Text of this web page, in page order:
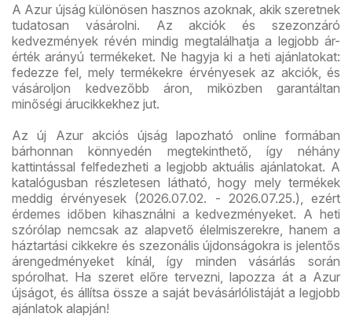
A Azur újság különösen hasznos azoknak, akik szeretnek
tudatosan vásárolni. Az akciók és szezonzáró
kedvezmények révén mindig megtalálhatja a legjobb ár-
érték arányú termékeket. Ne hagyja ki a heti ajánlatokat:
fedezze fel, mely termékekre érvényesek az akciók, és
vásároljon kedvezőbb áron, miközben garantáltan
minőségi árucikkekhez jut.
Az új Azur akciós újság lapozható online formában
bárhonnan könnyedén megtekinthető, így néhány
kattintással felfedezheti a legjobb aktuális ajánlatokat. A
katalógusban részletesen látható, hogy mely termékek
meddig érvényesek (2026.07.02. - 2026.07.25.), ezért
érdemes időben kihasználni a kedvezményeket. A heti
szórólap nemcsak az alapvető élelmiszerekre, hanem a
háztartási cikkekre és szezonális újdonságokra is jelentős
árengedményeket kínál, így minden vásárlás során
spórolhat. Ha szeret előre tervezni, lapozza át a Azur
újságot, és állítsa össze a saját bevásárlólistáját a legjobb
ajánlatok alapján!